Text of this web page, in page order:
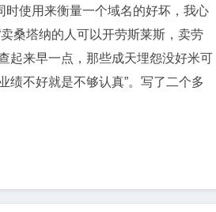
使用来衡量一个域名的好坏，我心
桑塔纳的人可以开劳斯莱斯，卖劳
起来早一点，那些成天埋怨没好米可
绩不好就是不够认真”。写了二个多